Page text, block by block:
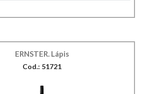
ERNSTER. Lápis
Cod.: 51721